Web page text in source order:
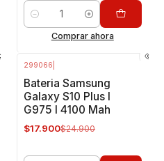
Cantidad
Comprar ahora
299066
Bateria Samsung
Galaxy S10 Plus I
G975 I 4100 Mah
$17.900$24.900